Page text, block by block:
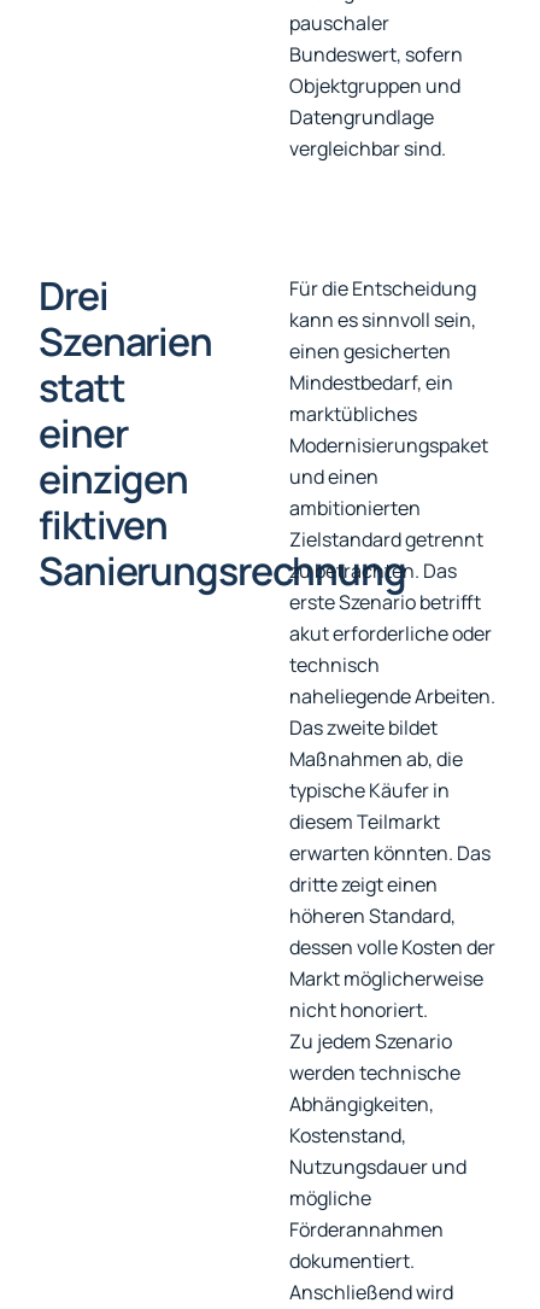
pauschaler
Bundeswert, sofern
Objektgruppen und
Datengrundlage
vergleichbar sind.
Drei
Szenarien
statt
einer
einzigen
fiktiven
Sanierungsrechnung
Für die Entscheidung
kann es sinnvoll sein,
einen gesicherten
Mindestbedarf, ein
marktübliches
Modernisierungspaket
und einen
ambitionierten
Zielstandard getrennt
zu betrachten. Das
erste Szenario betrifft
akut erforderliche oder
technisch
naheliegende Arbeiten.
Das zweite bildet
Maßnahmen ab, die
typische Käufer in
diesem Teilmarkt
erwarten könnten. Das
dritte zeigt einen
höheren Standard,
dessen volle Kosten der
Markt möglicherweise
nicht honoriert.
Zu jedem Szenario
werden technische
Abhängigkeiten,
Kostenstand,
Nutzungsdauer und
mögliche
Förderannahmen
dokumentiert.
Anschließend wird